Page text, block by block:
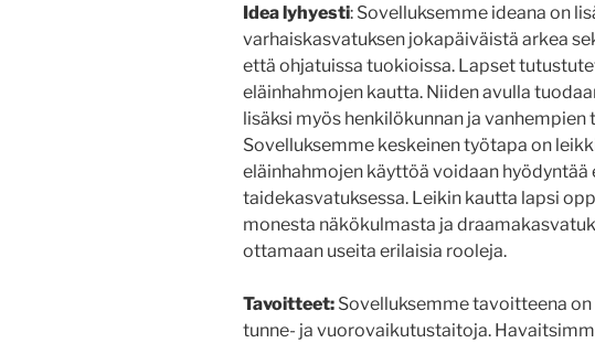
Idea lyhyesti: Sovelluksemme ideana on
varhaiskasvatuksen jokapäiväistä arkea
että ohjatuissa tuokioissa. Lapset
eläinhahmojen kautta. Niiden avulla
lisäksi myös henkilökunnan ja vanhempien
Sovelluksemme keskeinen työtapa on
eläinhahmojen käyttöä voidaan hyödyntää
taidekasvatuksessa. Leikin kautta lapsi
monesta näkökulmasta ja
ottamaan useita erilaisia rooleja.
Tavoitteet: Sovelluksemme tavoitteena
tunne- ja vuorovaikutustaitoja.